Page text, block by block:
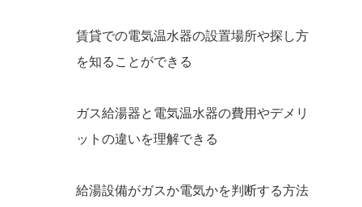
賃貸での電気温水器の設置場所や探し方
を知ることができる
ガス給湯器と電気温水器の費用やデメリ
ットの違いを理解できる
給湯設備がガスか電気かを判断する方法